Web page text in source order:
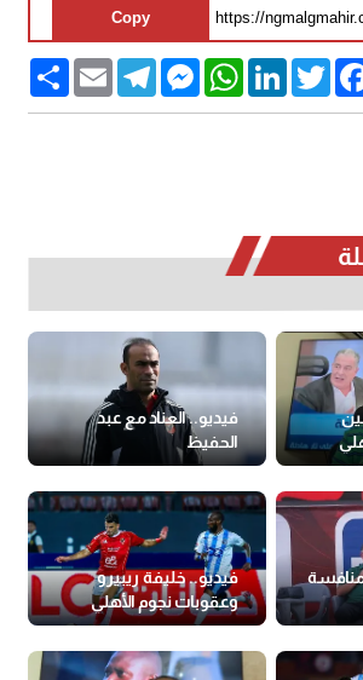
Copy
Share Email
TelegramMessengerWhatsAppLinkedInTwitter
فيديو.. العناد مع عبد
الحفيظ
فيديو.. خليفة ريبيرو
وعقوبات نجوم الأهلي